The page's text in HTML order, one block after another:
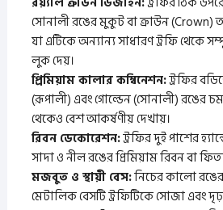
সোনালী রঙের মুকুট বা ক্রাউন
যা এটিকে অন্যান্য সাধারণ ট্রফি থেকে
লুক দেয়।
​প্রিমিয়াম কালার কম্বিনেশন:ট্রফির
(রূপালী) এবং গোল্ডেন (সোনালী) রঙের
থেকেও বেশ আকর্ষণীয় দেখায়।
​রিবন ডেকোরেশন:ট্রফির দুই পাশের
সাদা ও নীল রঙের প্রিমিয়াম রিবন বা
​মজবুত ও স্থায়ী বেস:নিচের কালো রঙের
মেটালিক বেসটি ট্রফিটিকে সোজা এবং